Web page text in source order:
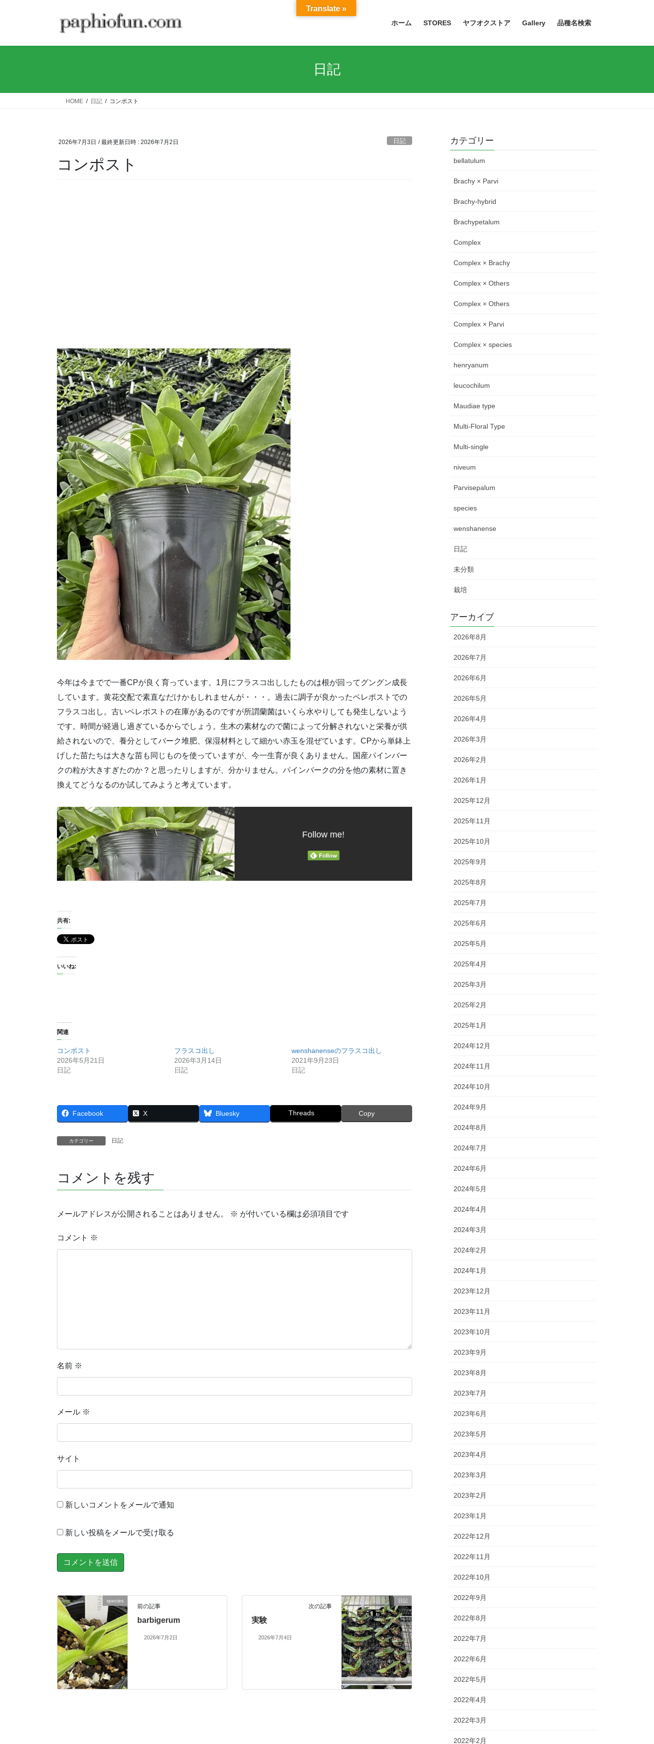
ホーム STORES ヤフオクストア Gallery 品種名検索
日記
HOME 日記 コンポスト
2026年7月3日 / 最終更新日時 : 2026年7月2日 日記
コンポスト
今年は今までで一番CPが良く育っています。1月にフラスコ出ししたものは根が回ってグングン成長
しています。黄花交配で素直なだけかもしれませんが・・・。過去に調子が良かったペレポストでの
フラスコ出し。古いペレポストの在庫があるのですが所謂蘭菌はいくら水やりしても発生しないよう
です。時間が経過し過ぎているからでしょう。生木の素材なので菌によって分解されないと栄養が供
給されないので、養分としてバーク堆肥、保湿材料として細かい赤玉を混ぜています。CPから単鉢上
げした苗たちは大きな苗も同じものを使っていますが、今一生育が良くありません。国産パインバー
クの粒が大きすぎたのか？と思ったりしますが、分かりません。パインバークの分を他の素材に置き
換えてどうなるのか試してみようと考えています。
Follow me!
共有:
いいね:
関連
コンポスト
2026年5月21日
日記
フラスコ出し
2026年3月14日
日記
wenshanenseのフラスコ出し
2021年9月23日
日記
Facebook X Bluesky Threads Copy
カテゴリー 日記
コメントを残す
メールアドレスが公開されることはありません。 ※ が付いている欄は必須項目です
コメント ※
名前 ※
メール ※
サイト
新しいコメントをメールで通知
新しい投稿をメールで受け取る
species
前の記事
barbigerum
2026年7月2日
日記
次の記事
実験
2026年7月4日
カテゴリー
bellatulum
Brachy × Parvi
Brachy-hybrid
Brachypetalum
Complex
Complex × Brachy
Complex × Others
Complex × Others
Complex × Parvi
Complex × species
henryanum
leucochilum
Maudiae type
Multi-Floral Type
Multi-single
niveum
Parvisepalum
species
wenshanense
日記
未分類
栽培
アーカイブ
2026年8月
2026年7月
2026年6月
2026年5月
2026年4月
2026年3月
2026年2月
2026年1月
2025年12月
2025年11月
2025年10月
2025年9月
2025年8月
2025年7月
2025年6月
2025年5月
2025年4月
2025年3月
2025年2月
2025年1月
2024年12月
2024年11月
2024年10月
2024年9月
2024年8月
2024年7月
2024年6月
2024年5月
2024年4月
2024年3月
2024年2月
2024年1月
2023年12月
2023年11月
2023年10月
2023年9月
2023年8月
2023年7月
2023年6月
2023年5月
2023年4月
2023年3月
2023年2月
2023年1月
2022年12月
2022年11月
2022年10月
2022年9月
2022年8月
2022年7月
2022年6月
2022年5月
2022年4月
2022年3月
2022年2月
Translate »